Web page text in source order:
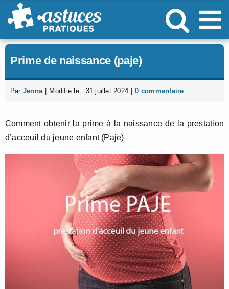
Passer
au
Prime de naissance (paje)
Par Jenna Modifié le : 31 juillet 2024 0 commentaire
Comment obtenir la prime à la naissance de la prestation
d’acceuil du jeune enfant (Paje)